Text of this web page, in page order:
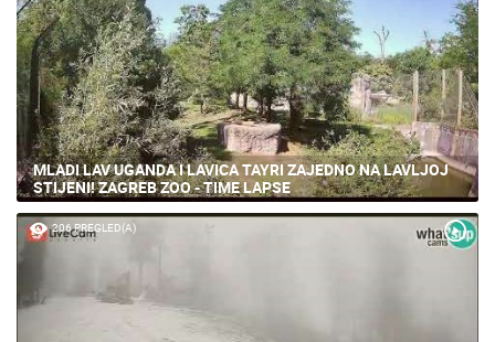
MLADI LAV UGANDA I LAVICA TAYRI ZAJEDNO NA LAVLJOJ
STIJENI! ZAGREB ZOO - TIME LAPSE
206 PREGLED(A)